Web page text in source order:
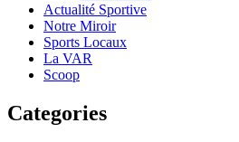
Actualité Sportive
Notre Miroir
Sports Locaux
La VAR
Scoop
Categories